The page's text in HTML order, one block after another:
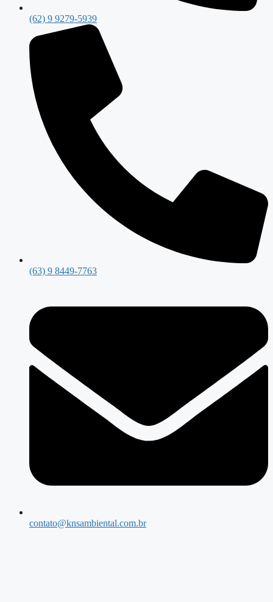
(62) 9 9279-5939
(63) 9 8449-7763
contato@knsambiental.com.br